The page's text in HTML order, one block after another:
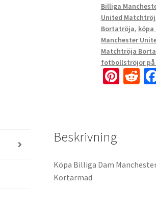
Billiga
United
Bortatröja,
Manchester
Matchtröja Borta
fotbollströjor
Pi R
Beskrivning
Köpa Billiga Dam
Kortärmad